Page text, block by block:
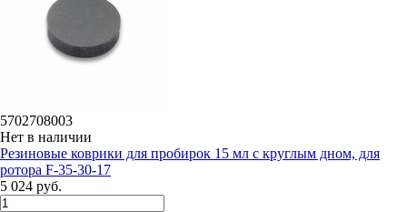
5702708003
Нет в наличии
Резиновые коврики для пробирок 15 мл с круглым дном, для
ротора F-35-30-17
5 024 руб.